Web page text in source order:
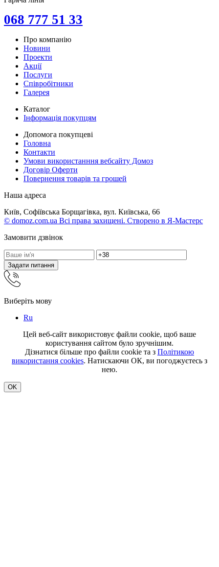
068 777 51 33
Про компанію
Новини
Проекти
Акції
Послуги
Співробітники
Галерея
Каталог
Інформація покупцям
Допомога покупцеві
Головна
Контакти
Умови використанння вебсайту Домоз
Договір Оферти
Повернення товарів та грошей
Наша адреса
Київ, Софіївська Борщагівка, вул. Київська, 66
© domoz.com.ua Всі права захищені. Створено в Я-Мастерс
Замовити дзвінок
Задати питання
Виберіть мову
Ru
Цей веб-сайт використовує файли cookie, щоб ваше
користування сайтом було зручнішим.
Дізнатися більше про файли cookie та з Політикою
використання cookies. Натискаючи ОК, ви погоджуєтесь з
нею.
OK